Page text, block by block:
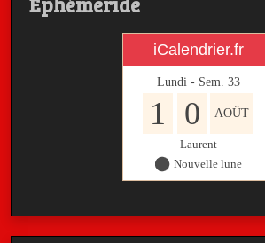
iCalendrier.fr
Lundi - Sem. 33
1 0 AOÛT
Laurent
Nouvelle lune